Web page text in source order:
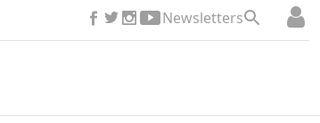
Newsletters